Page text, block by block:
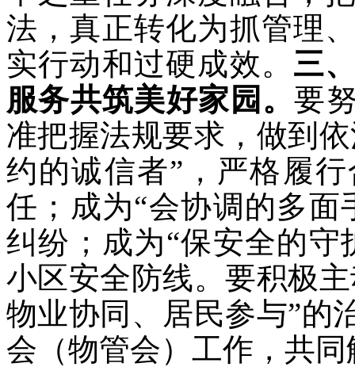
法，真正转化为抓管理
实行动和过硬成效。 三
服务共筑美好家园 。要
准把握法规要求，做到
约的诚信者”，严格履
任；成为“会协调的多
纠纷；成为“保安全的
小区安全防线。要积极
物业协同、居民参与”的
会（物管会）工作，共